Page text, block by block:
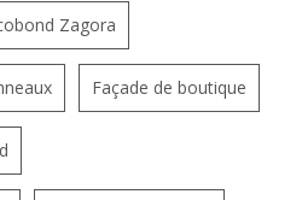
Zagora
Façade de boutique